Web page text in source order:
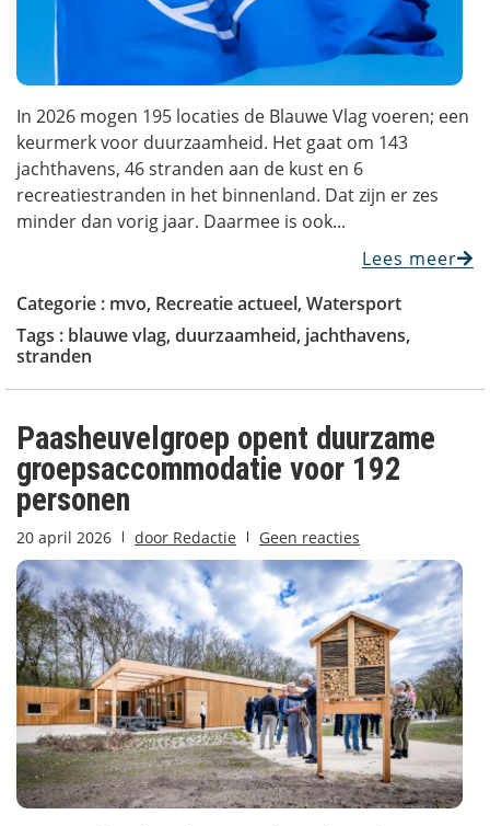
In 2026 mogen 195 locaties de Blauwe Vlag voeren; een
keurmerk voor duurzaamheid. Het gaat om 143
jachthavens, 46 stranden aan de kust en 6
recreatiestranden in het binnenland. Dat zijn er zes
minder dan vorig jaar. Daarmee is ook...
Lees meer
Categorie : mvo, Recreatie actueel, Watersport
Tags : blauwe vlag, duurzaamheid, jachthavens,
stranden
Paasheuvelgroep opent duurzame
groepsaccommodatie voor 192
personen
20 april 2026 door Redactie Geen reacties